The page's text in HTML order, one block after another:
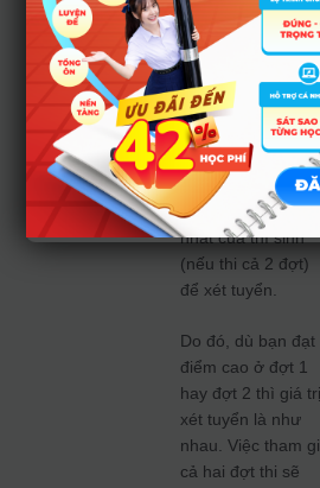
bằng phương thức
ĐGNL của các
trường đại học
được công bố sau
khi cả hai đợt thi
thúc. Hệ thống sẽ
tự động lọc ảo và
chọn mức điểm
nhất của thí sinh
(nếu thi cả 2 đợt)
để xét tuyển.
Do đó, dù bạn đạt
điểm cao ở đợt 1
hay đợt 2 thì giá trị
xét tuyển là như
nhau. Việc tham
cả hai đợt thi sẽ